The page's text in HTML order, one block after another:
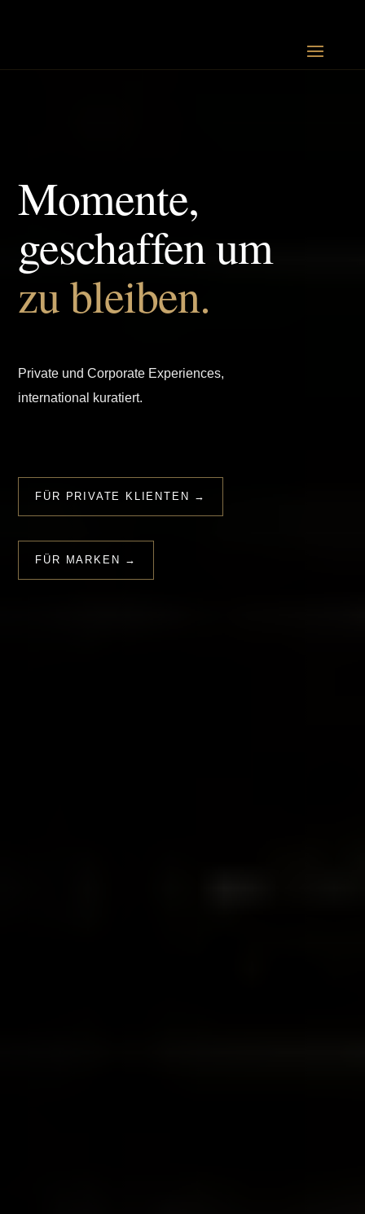
Momente,
geschaffen um
zu bleiben.
Private und Corporate Experiences,
international kuratiert.
FÜR PRIVATE KLIENTEN →
FÜR MARKEN →